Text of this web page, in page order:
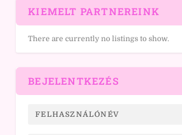
KIEMELT PARTNEREINK
There are currently no listings to show.
BEJELENTKEZÉS